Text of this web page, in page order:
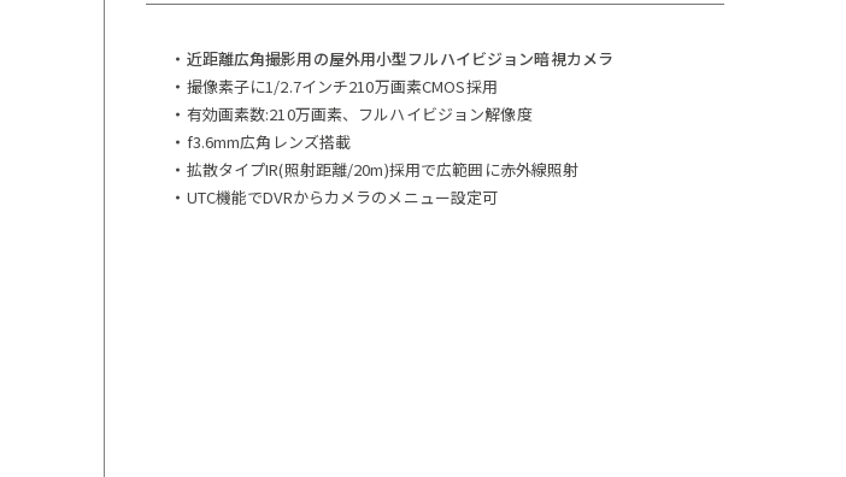
・近距離広角撮影用の屋外用小型フルハイビジョン暗視カメラ
・ 撮像素子に1/2.7インチ210万画素CMOS採用
・ 有効画素数:210万画素、フルハイビジョン解像度
・ f3.6mm広角レンズ搭載
・ 拡散タイプIR(照射距離/20m)採用で広範囲に赤外線照射
・ UTC機能でDVRからカメラのメニュー設定可